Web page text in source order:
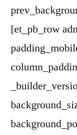
[et_pb_row